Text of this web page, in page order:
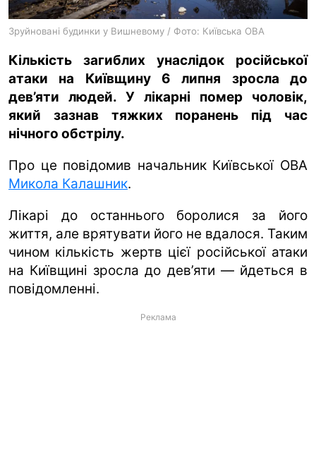
Зруйновані будинки у Вишневому / Фото: Київська ОВА
Кількість загиблих унаслідок російської
атаки на Київщину 6 липня зросла до
дев’яти людей. У лікарні помер чоловік,
який зазнав тяжких поранень під час
нічного обстрілу.
Про це повідомив начальник Київської ОВА
Микола Калашник.
Лікарі до останнього боролися за його
життя, але врятувати його не вдалося. Таким
чином кількість жертв цієї російської атаки
на Київщині зросла до дев’яти — йдеться в
повідомленні.
Реклама